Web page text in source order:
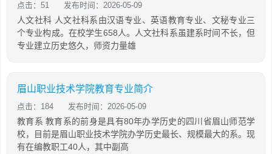
点击：51 发布时间：2026-05-09
人文社科 人文社科系由汉语专业、英语教育专业、文秘专业三
个专业构成。在校学生658人。人文社科系虽建系时间不长，但
专业建立历史悠久，师资力量雄
眉山职业技术学院教育专业简介
点击：184 发布时间：2026-05-09
教育系 教育系的前身是具有80年办学历史的四川省眉山师范学
校，目前是眉山职业技术学院办学历史最长、规模最大的系。现
有在编教职工40人，其中副高